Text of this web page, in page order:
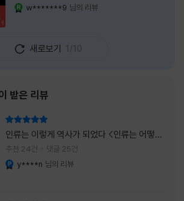
식장에서 똥을 싼 개. 이 책에는 몇 줄만 읽어도
넘어가 있었다. 소설을 읽으면서 잘 만든 단편
애니메이션 여러 편을 차례로 보는 기분이 들었
선명하게 그려졌고, 한 편이 끝날 때마다 질문
이 뒤따라왔다. 감출 수 없는 세계는 더 다정할
까 「등껍질」의 세계에서 사람들은 저마다 다른
등껍질을 달고 살아간다. 몸의 일부이면서 한
사람을 표현하는 수단
w*******9 님의 리뷰
새로보기 1/10
받은 리뷰
인류는 이렇게 역사가 되었다 <인류는 어떻게
역사가 되었나>
추천 24건 댓글 25건
y****n 님의 리뷰